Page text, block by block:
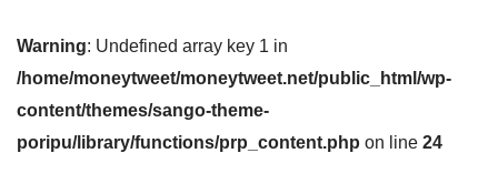
Warning: Undefined array key 1 in
/home/moneytweet/moneytweet.net/public_html/wp-
content/themes/sango-theme-
poripu/library/functions/prp_content.php on line 24